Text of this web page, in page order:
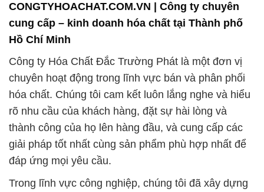
CONGTYHOACHAT.COM.VN | Công ty chuyên
cung cấp – kinh doanh hóa chất tại Thành phố
Hồ Chí Minh
Công ty Hóa Chất Đắc Trường Phát là một đơn vị
chuyên hoạt động trong lĩnh vực bán và phân phối
hóa chất. Chúng tôi cam kết luôn lắng nghe và hiểu
rõ nhu cầu của khách hàng, đặt sự hài lòng và
thành công của họ lên hàng đầu, và cung cấp các
giải pháp tốt nhất cùng sản phẩm phù hợp nhất để
đáp ứng mọi yêu cầu.
Trong lĩnh vực công nghiệp, chúng tôi đã xây dựng